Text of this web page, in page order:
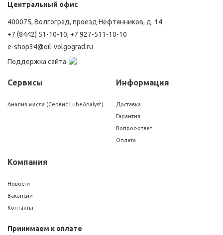
Центральный офис
400075, Волгоград, проезд Нефтянников, д. 14
+7 (8442) 51-10-10, +7 927-511-10-10
e-shop34@oil-volgograd.ru
Поддержка сайта
Сервисы
Анализ масла (Сервис LubeAnalyst)
Информация
Доставка
Гарантия
Вопрос-ответ
Оплата
Компания
Новости
Вакансии
Контакты
Принимаем к оплате